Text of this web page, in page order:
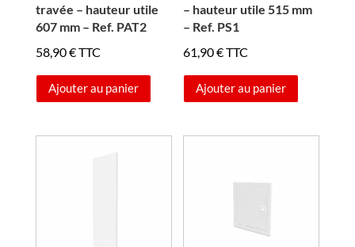
travée – hauteur utile
607 mm – Ref. PAT2
58,90€TTC
Ajouter au panier
– hauteur utile 515 mm
– Ref. PS1
61,90€TTC
Ajouter au panier